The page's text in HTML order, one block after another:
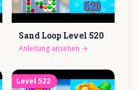
Sand Loop Level 520
Anleitung ansehen →
Level 522